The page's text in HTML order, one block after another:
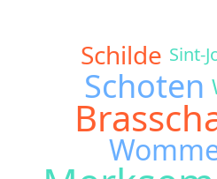
Schilde Sint-
Schoten